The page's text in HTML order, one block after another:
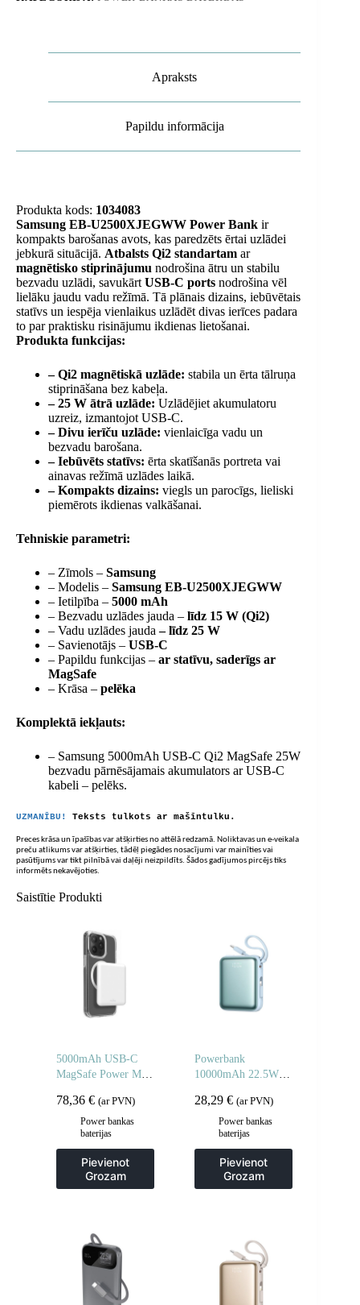
Apraksts
Papildu informācija
Produkta kods: 1034083
Samsung EB-U2500XJEGWW Power Bank ir
kompakts barošanas avots, kas paredzēts ērtai uzlādei
jebkurā situācijā. Atbalsts Qi2 standartam ar
magnētisko stiprinājumu nodrošina ātru un stabilu
bezvadu uzlādi, savukārt USB-C ports nodrošina vēl
lielāku jaudu vadu režīmā. Tā plānais dizains, iebūvētais
statīvs un iespēja vienlaikus uzlādēt divas ierīces padara
to par praktisku risinājumu ikdienas lietošanai.
Produkta funkcijas:
– Qi2 magnētiskā uzlāde: stabila un ērta tālruņa
stiprināšana bez kabeļa.
– 25 W ātrā uzlāde: Uzlādējiet akumulatoru
uzreiz, izmantojot USB-C.
– Divu ierīču uzlāde: vienlaicīga vadu un
bezvadu barošana.
– Iebūvēts statīvs: ērta skatīšanās portreta vai
ainavas režīmā uzlādes laikā.
– Kompakts dizains: viegls un parocīgs, lieliski
piemērots ikdienas valkāšanai.
Tehniskie parametri:
– Zīmols – Samsung
– Modelis – Samsung EB-U2500XJEGWW
– Ietilpība – 5000 mAh
– Bezvadu uzlādes jauda – līdz 15 W (Qi2)
– Vadu uzlādes jauda– līdz 25 W
– Savienotājs – USB-C
– Papildu funkcijas – ar statīvu, saderīgs ar
MagSafe
– Krāsa – pelēka
Komplektā iekļauts:
– Samsung 5000mAh USB-C Qi2 MagSafe 25W
bezvadu pārnēsājamais akumulators ar USB-C
kabeli – pelēks.
UZMANĪBU! Teksts tulkots ar mašīntulku.
Preces krāsa un īpašības var atšķirties no attēlā redzamā. Noliktavas un e-veikala
preču atlikums var atšķirties, tādēļ piegādes nosacījumi var mainīties vai
pasūtījums var tikt pilnībā vai daļēji neizpildīts. Šādos gadījumos pircējs tiks
informēts nekavējoties.
Saistītie Produkti
5000mAh USB-C
MagSafe Power Mag
akumulators – balts
78,36 € (ar PVN)
Power bankas
baterijas
Pievienot
Grozam
Powerbank
10000mAh 22.5W ar
zils
28,29€ (ar PVN)
Power bankas
baterijas
Pievienot
Grozam